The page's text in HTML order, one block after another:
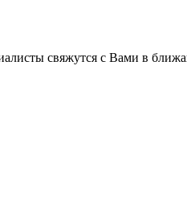
свяжутся с Вами в